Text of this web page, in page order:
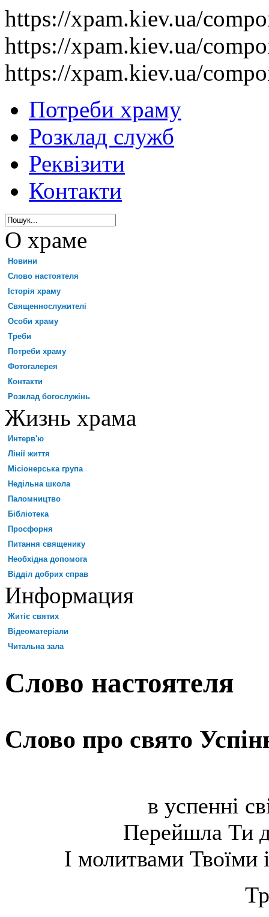
https://xpam.kiev.ua/
https://xpam.kiev.ua/
https://xpam.kiev.ua/
Потреби храму
Розклад служб
Реквізити
Контакти
О храме
Новини
Слово настоятеля
Історія храму
Священнослужителі
Особи храму
Треби
Потреби храму
Фотогалерея
Контакти
Розклад богослужінь
Жизнь храма
Интерв'ю
Лінії життя
Місіонерська група
Недільна школа
Паломництво
Бібліотека
Просфорня
Питання священику
Необхідна допомога
Відділ добрих справ
Информация
Житіє святих
Відеоматеріали
Читальна зала
Слово настоятеля
Слово про свято
в успенні
Перейшла Ти
І молитвами Твоїми